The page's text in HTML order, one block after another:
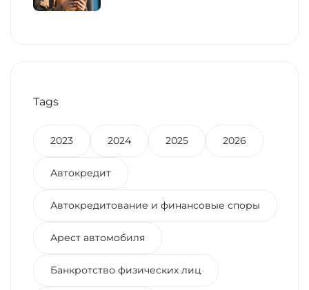
Tags
2023 2024 2025 2026
Автокредит
Автокредитование и финансовые споры
Арест автомобиля
Банкротство физических лиц